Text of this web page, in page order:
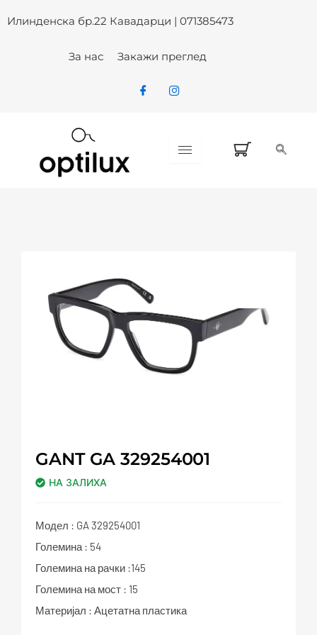
toИлинденска бр.22 Кавадарци | 071385473
За нас Закажи преглед
GANT GA 329254001
НА ЗАЛИХА
Модел : GA 329254001
Големина : 54
Големина на рачки :145
Големина на мост : 15
Материјал : Ацетатна пластика